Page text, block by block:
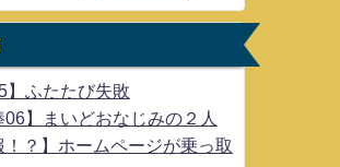
】ふたたび失敗
06】まいどおなじみの２人
！？】ホームページが乗っ取